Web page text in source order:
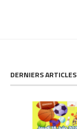
DERNIERS ARTICLES